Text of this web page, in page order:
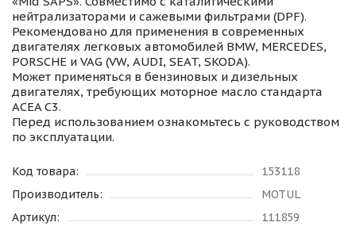
нейтрализаторами и сажевыми фильтрами (DPF).
Рекомендовано для применения в современных
двигателях легковых автомобилей BMW, MERCEDES,
PORSCHE и VAG (VW, AUDI, SEAT, SKODA).
Может применяться в бензиновых и дизельных
двигателях, требующих моторное масло стандарта
ACEA С3.
Перед использованием ознакомьтесь с руководством
по эксплуатации.
Код товара:
153118
Производитель:
MOTUL
Артикул:
111859